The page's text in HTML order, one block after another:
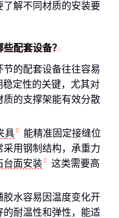
了解不同材质的安装要
配套设备？
的配套设备往往容易
稳定性的关键，尤其对
的支撑架能有效分散
具
能精准固定接缝位
用钢制结构，承重力
台面安装
这类需要高
水容易因温度变化开
耐温性和弹性，能适